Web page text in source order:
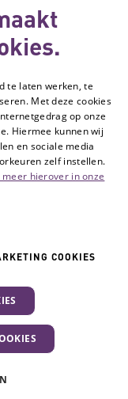
Ga naar de
te laten werken, te
Met deze cookies
op onze
Hiermee kunnen wij
en sociale media
zelf instellen.
meer hierover in onze
COOKIES